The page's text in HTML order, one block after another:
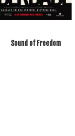
Sound of Freedom